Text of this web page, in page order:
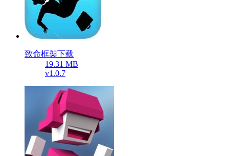
致命框架下载
19.31 MB
v1.0.7